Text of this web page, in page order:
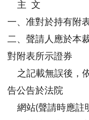
主 文
一、准對於持有附
二、聲請人應於本
對附表所示證券
之記載無誤後，
告公告於法院
網站(聲請時應註